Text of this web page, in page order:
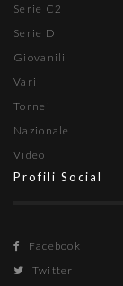
Serie C2
Serie D
Giovanili
Vari
Tornei
Nazionale
Video
Profili Social
Facebook
Twitter